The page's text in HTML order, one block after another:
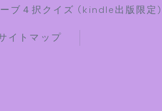
ブ４択クイズ (kindle出版限定)
イトマップ
ーブスパイス基材 プ